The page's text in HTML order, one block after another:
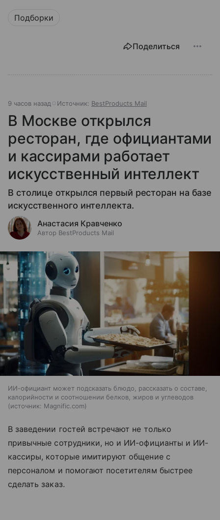
Подборки
Поделиться
9 часов назад Источник: BestProducts Mail
В Москве открылся
ресторан, где официантами
и кассирами работает
искусственный интеллект
В столице открылся первый ресторан на базе
искусственного интеллекта.
Анастасия Кравченко
Автор BestProducts Mail
ИИ-официант может подсказать блюдо, рассказать о составе,
калорийности и соотношении белков, жиров и углеводов
источник: Magnific.com
В заведении гостей встречают не только
привычные сотрудники, но и ИИ-официанты и ИИ-
кассиры, которые имитируют общение с
персоналом и помогают посетителям быстрее
сделать заказ.